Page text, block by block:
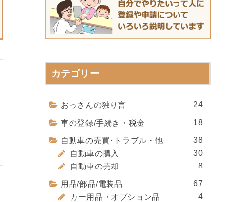
カテゴリー
おっさんの独り言 24
車の登録/手続き・税金 18
自動車の売買･トラブル・他
38
自動車の購入
30
自動車の売却
8
用品/部品/電装品
67
カー用品・オプション品
4